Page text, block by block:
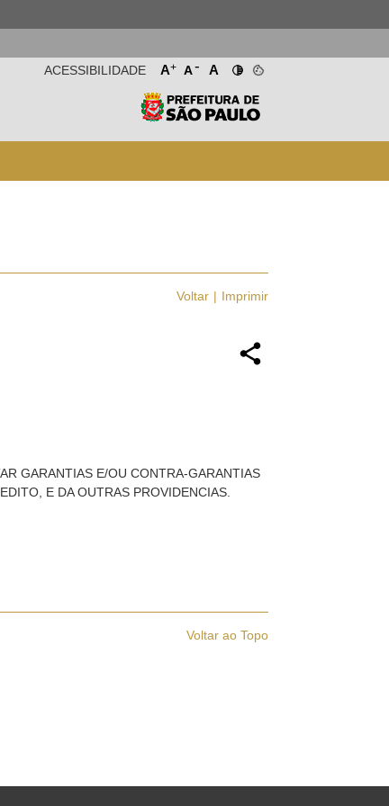
A+ A- A
ACESSIBILIDADE
Voltar Imprimir
GARANTIAS E/OU CONTRA-GARANTIAS
E DA OUTRAS PROVIDENCIAS.
Voltar ao Topo